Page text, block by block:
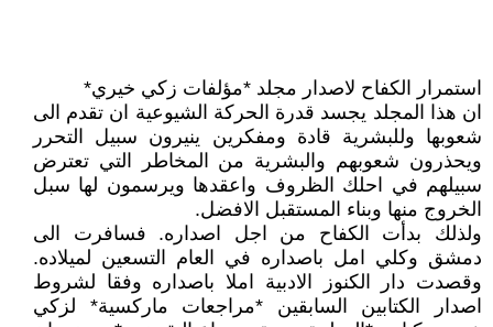
استمرار الكفاح لاصدار مجلد *مؤلفات زكي خيري*
ان هذا المجلد يجسد قدرة الحركة الشيوعية ان تقدم الى
شعوبها وللبشرية قادة ومفكرين ينيرون سبيل التحرر
ويحذرون شعوبهم والبشرية من المخاطر التي تعترض
سبيلهم في احلك الظروف واعقدها ويرسمون لها سبل
الخروج منها وبناء المستقبل الافضل.
ولذلك بدأت الكفاح من اجل اصداره. فسافرت الى
دمشق وكلي امل باصداره في العام التسعين لميلاده.
وقصدت دار الكنوز الادبية املا باصداره وفقا لشروط
اصدار الكتابين السابقين *مراجعات ماركسية* لزكي